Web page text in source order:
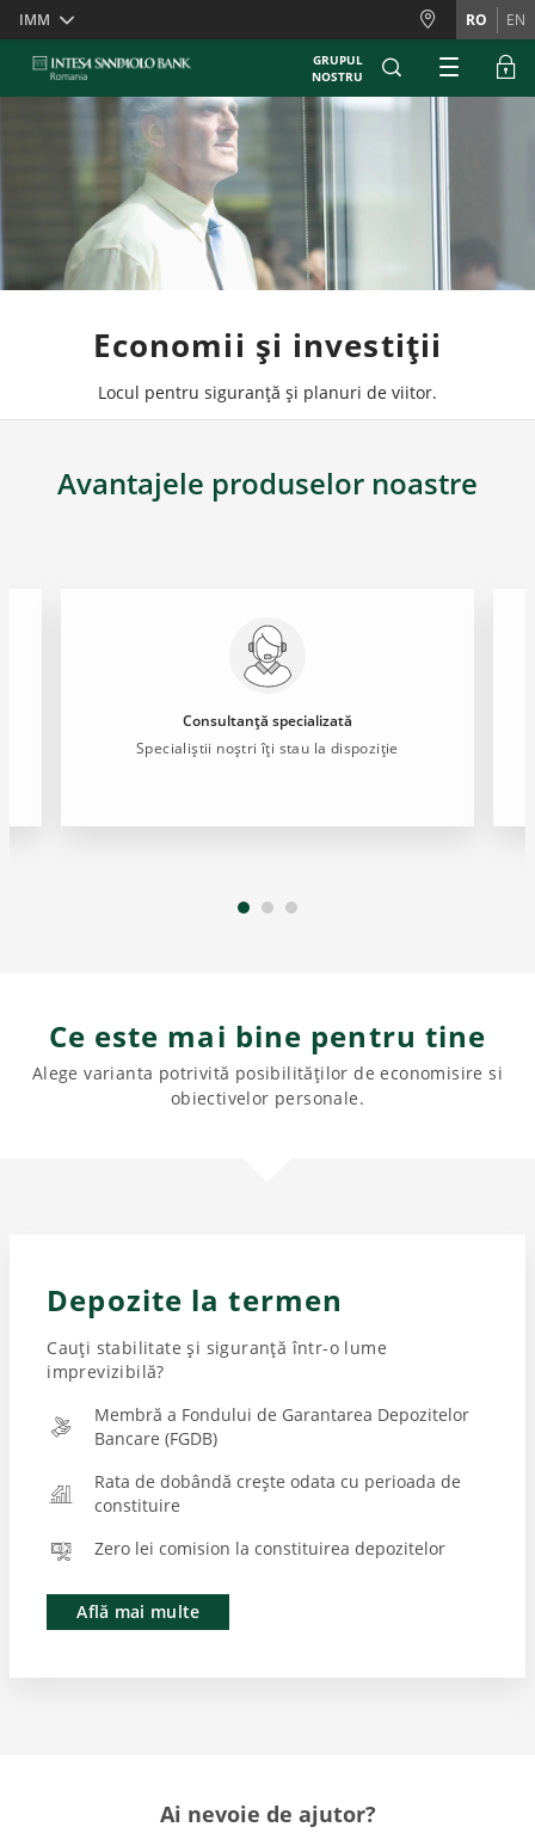
Skiplinks
IMM RO EN
GRUPUL
NOSTRU
Economii și investiții
Locul pentru siguranță și planuri de viitor.
Avantajele produselor noastre
Consultanță specializată
Specialiștii noștri îți stau la dispoziție
Ce este mai bine pentru tine
Alege varianta potrivită posibilităților de economisire si
obiectivelor personale.
Depozite la termen
Cauți stabilitate și siguranță într-o lume
imprevizibilă?
Membră a Fondului de Garantarea Depozitelor
Bancare (FGDB)
Rata de dobândă crește odata cu perioada de
constituire
Zero lei comision la constituirea depozitelor
Află mai multe
Ai nevoie de ajutor?